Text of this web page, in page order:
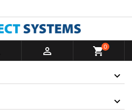
 shopping_cart0